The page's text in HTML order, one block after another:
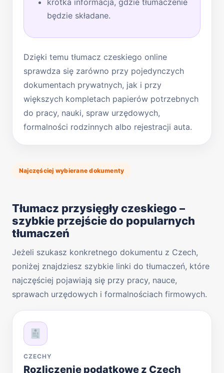
krótka informacja, gdzie tłumaczenie
będzie składane.
Dzięki temu tłumacz czeskiego online
sprawdza się zarówno przy pojedynczych
dokumentach prywatnych, jak i przy
większych kompletach papierów potrzebnych
do pracy, nauki, spraw urzędowych,
formalności rodzinnych albo rejestracji auta.
Najczęściej wybierane dokumenty
Tłumacz przysięgły czeskiego –
szybkie przejście do popularnych
tłumaczeń
Jeżeli szukasz konkretnego dokumentu z Czech,
poniżej znajdziesz szybkie linki do tłumaczeń, które
najczęściej pojawiają się przy pracy, nauce,
sprawach urzędowych i formalnościach firmowych.
CZECHY
Rozliczenie podatkowe z Czech